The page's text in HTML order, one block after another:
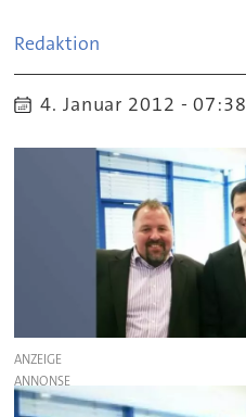
Redaktion
4. Januar 2012 - 07:38
ANZEIGE